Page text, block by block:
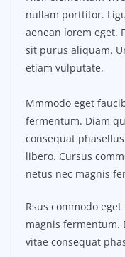
nullam porttitor.
aenean lorem eget.
sit purus aliquam.
etiam vulputate.
Mmmodo eget
fermentum. Diam
consequat
libero. Cursus
netus nec magnis
Rsus commodo
magnis fermentum.
vitae consequat